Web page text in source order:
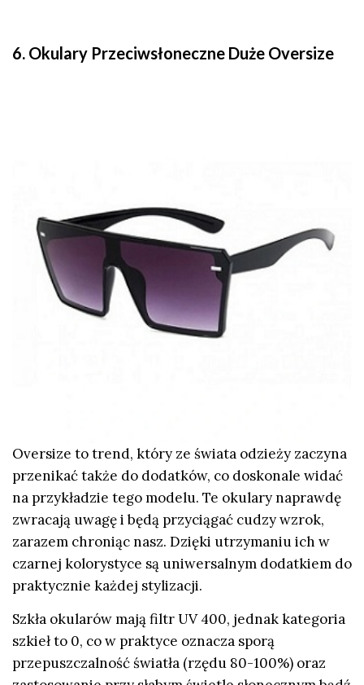
6. Okulary Przeciwsłoneczne Duże Oversize
Oversize to trend, który ze świata odzieży zaczyna
przenikać także do dodatków, co doskonale widać
na przykładzie tego modelu. Te okulary naprawdę
zwracają uwagę i będą przyciągać cudzy wzrok,
zarazem chroniąc nasz. Dzięki utrzymaniu ich w
czarnej kolorystyce są uniwersalnym dodatkiem do
praktycznie każdej stylizacji.
Szkła okularów mają filtr UV 400, jednak kategoria
szkieł to 0, co w praktyce oznacza sporą
przepuszczalność światła (rzędu 80-100%) oraz